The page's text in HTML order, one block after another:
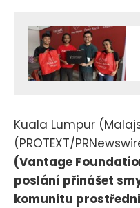
Kuala Lumpur
(PROTEXT/
(Vantage
poslání přinášet
komunitu